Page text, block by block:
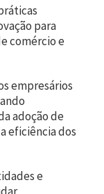
para
comércio e
empresários
adoção de
eficiência dos
e